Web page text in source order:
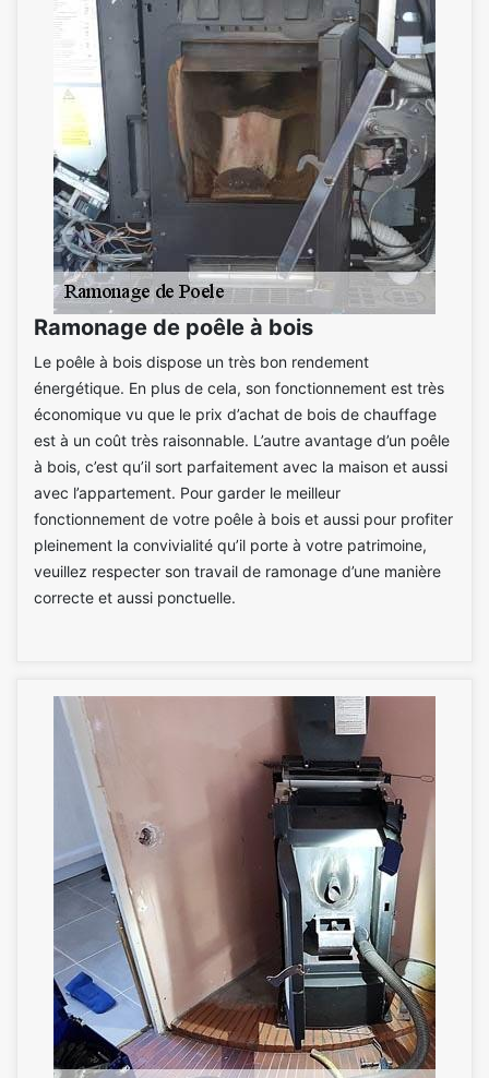
Ramonage de poêle à bois
Le poêle à bois dispose un très bon rendement
énergétique. En plus de cela, son fonctionnement est très
économique vu que le prix d’achat de bois de chauffage
est à un coût très raisonnable. L’autre avantage d’un poêle
à bois, c’est qu’il sort parfaitement avec la maison et aussi
avec l’appartement. Pour garder le meilleur
fonctionnement de votre poêle à bois et aussi pour profiter
pleinement la convivialité qu’il porte à votre patrimoine,
veuillez respecter son travail de ramonage d’une manière
correcte et aussi ponctuelle.